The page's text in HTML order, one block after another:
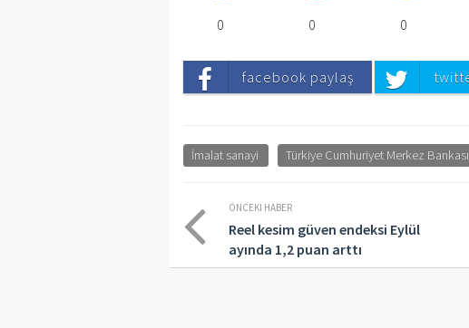
0 0 0
facebook paylaş
İmalat sanayi Türkiye Cumhuriyet Merkez Bankası
ÖNCEKI HABER
Reel kesim güven endeksi Eylül
ayında 1,2 puan arttı